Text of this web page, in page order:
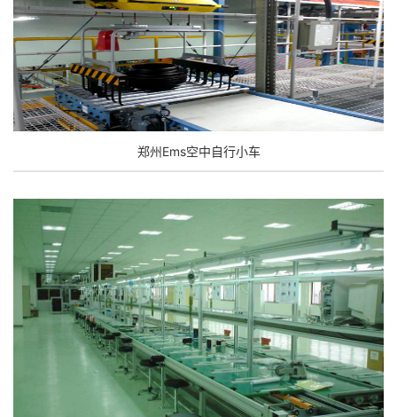
郑州Ems空中自行小车